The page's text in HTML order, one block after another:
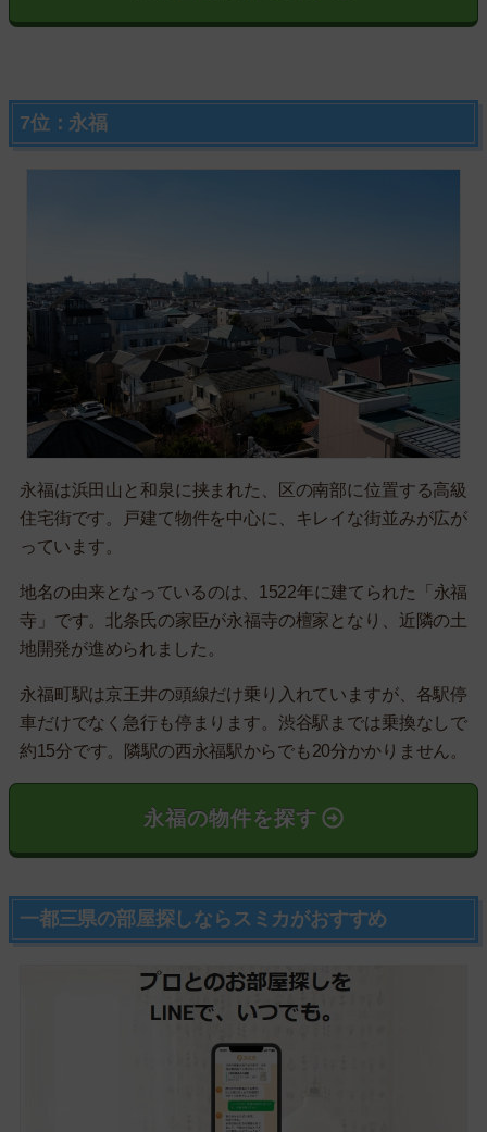
7位：永福
永福は浜田山と和泉に挟まれた、区の南部に位置する高級
住宅街です。戸建て物件を中心に、キレイな街並みが広が
っています。
地名の由来となっているのは、1522年に建てられた「永福
寺」です。北条氏の家臣が永福寺の檀家となり、近隣の土
地開発が進められました。
永福町駅は京王井の頭線だけ乗り入れていますが、各駅停
車だけでなく急行も停まります。渋谷駅までは乗換なしで
約15分です。隣駅の西永福駅からでも20分かかりません。
永福の物件を探す
一都三県の部屋探しならスミカがおすすめ